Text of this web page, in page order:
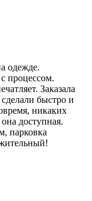
одежде.
процессом.
Заказала
быстро и
никаких
доступная.
парковка